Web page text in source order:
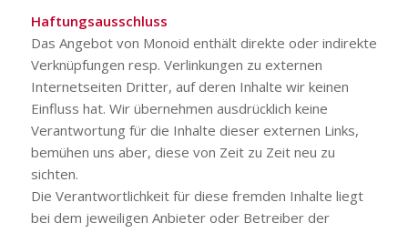
Haftungsausschluss
Das Angebot von Monoid enthält direkte oder indirekte
Verknüpfungen resp. Verlinkungen zu externen
Internetseiten Dritter, auf deren Inhalte wir keinen
Einfluss hat. Wir übernehmen ausdrücklich keine
Verantwortung für die Inhalte dieser externen Links,
bemühen uns aber, diese von Zeit zu Zeit neu zu
sichten.
Die Verantwortlichkeit für diese fremden Inhalte liegt
bei dem jeweiligen Anbieter oder Betreiber der